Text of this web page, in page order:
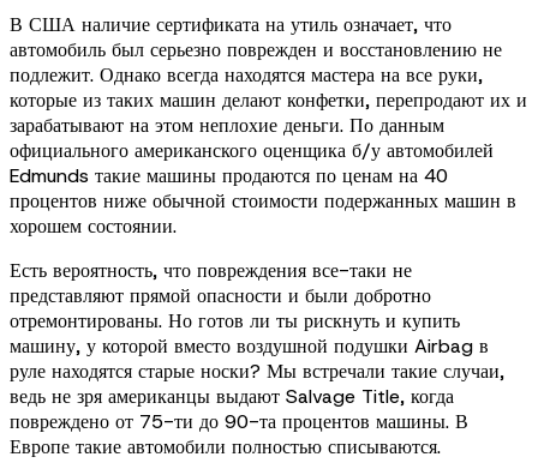
В США наличие сертификата на утиль означает, что
автомобиль был серьезно поврежден и восстановлению не
подлежит. Однако всегда находятся мастера на все руки,
которые из таких машин делают конфетки, перепродают их и
зарабатывают на этом неплохие деньги. По данным
официального американского оценщика б/у автомобилей
Edmunds такие машины продаются по ценам на 40
процентов ниже обычной стоимости подержанных машин в
хорошем состоянии.
Есть вероятность, что повреждения все-таки не
представляют прямой опасности и были добротно
отремонтированы. Но готов ли ты рискнуть и купить
машину, у которой вместо воздушной подушки Airbag в
руле находятся старые носки? Мы встречали такие случаи,
ведь не зря американцы выдают Salvage Title, когда
повреждено от 75-ти до 90-та процентов машины. В
Европе такие автомобили полностью списываются.